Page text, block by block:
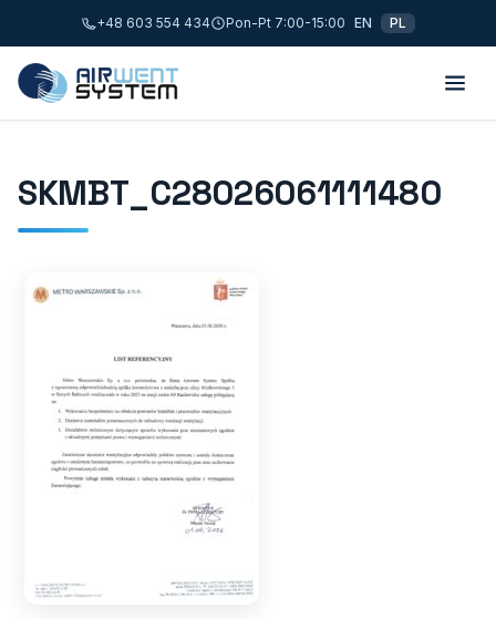
+48 603 554 434 Pon-Pt 7:00-15:00 EN PL
SKMBT_C28026061111480